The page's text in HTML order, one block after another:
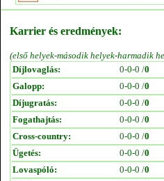
Karrier és eredmények:
(első helyek-második helyek-harmadik
Díjlovaglás:
0-0-0 /0
Galopp:
0-0-0 /0
Díjugratás:
0-0-0 /0
Fogathajtás:
0-0-0 /0
Cross-country:
0-0-0 /0
Ügetés:
0-0-0 /0
Lovaspóló:
0-0-0 /0